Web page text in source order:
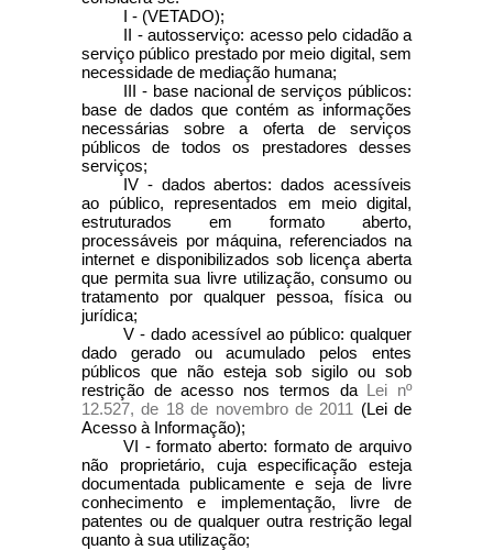
I - (VETADO);
II - autosserviço: acesso pelo cidadão a
serviço público prestado por meio digital, sem
necessidade de mediação humana;
III - base nacional de serviços públicos:
base de dados que contém as informações
necessárias sobre a oferta de serviços
públicos de todos os prestadores desses
serviços;
IV - dados abertos: dados acessíveis
ao público, representados em meio digital,
estruturados em formato aberto,
processáveis por máquina, referenciados na
internet e disponibilizados sob licença aberta
que permita sua livre utilização, consumo ou
tratamento por qualquer pessoa, física ou
jurídica;
V - dado acessível ao público: qualquer
dado gerado ou acumulado pelos entes
públicos que não esteja sob sigilo ou sob
restrição de acesso nos termos da Lei nº
12.527, de 18 de novembro de 2011 (Lei de
Acesso à Informação);
VI - formato aberto: formato de arquivo
não proprietário, cuja especificação esteja
documentada publicamente e seja de livre
conhecimento e implementação, livre de
patentes ou de qualquer outra restrição legal
quanto à sua utilização;